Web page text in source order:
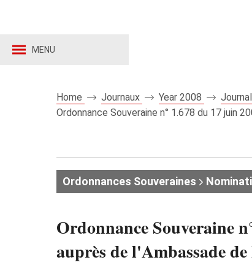
MENU
Home Journaux Year 2008
Ordonnance Souveraine n° 1.678 du 17 juin
Ordonnances Souveraines
Ordonnance Souveraine
auprès de l'Ambassade